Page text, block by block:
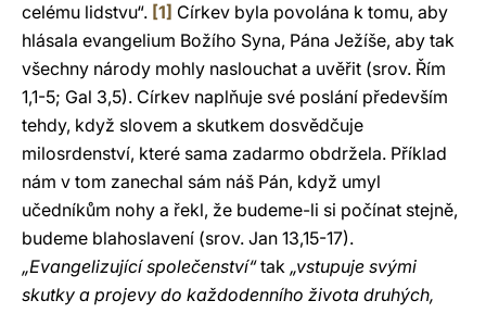
celému lidstvu“. [1] Církev byla povolána k tomu, aby
hlásala evangelium Božího Syna, Pána Ježíše, aby tak
všechny národy mohly naslouchat a uvěřit (srov. Řím
1,1-5; Gal 3,5). Církev naplňuje své poslání především
tehdy, když slovem a skutkem dosvědčuje
milosrdenství, které sama zadarmo obdržela. Příklad
nám v tom zanechal sám náš Pán, když umyl
učedníkům nohy a řekl, že budeme-li si počínat stejně,
budeme blahoslavení (srov. Jan 13,15-17).
„Evangelizující společenství“tak „vstupuje svými
skutky a projevy do každodenního života druhých,